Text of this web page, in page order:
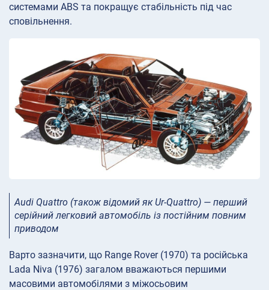
системами ABS та покращує стабільність під час
сповільнення.
Audi Quattro (також відомий як Ur-Quattro) — перший
серійний легковий автомобіль із постійним повним
приводом
Варто зазначити, що Range Rover (1970) та російська
Lada Niva (1976) загалом вважаються першими
масовими автомобілями з міжосьовим